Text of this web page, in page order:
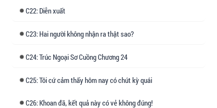
Một idol ngang ngạnh và một ngôi sao nổi tiếng
vội vàng nhờ Thương Lộc can ngăn.
Thương Lộc vui vẻ đứng ra dẫn chương trình
sẽ tổ chức cuộc thi quyền vương năm nay! Kẻ
thua cuộc sẽ phải rời khỏi làng giải trí!"
22: Diễn xuất
23: Hai người không nhận ra thật sao?
24: Trúc Ngoại Sơ Cuồng Chương 24
25: Tôi cứ cảm thấy hôm nay có chút kỳ quái
26: Khoan đã, kết quả này có vẻ không đúng!